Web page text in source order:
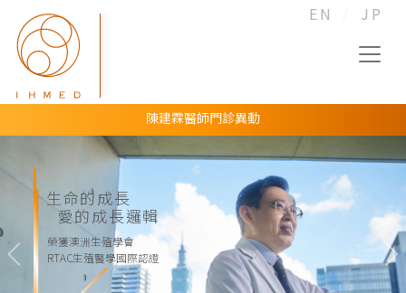
EN JP
陳建霖醫師門診異動
愛群連續第8年通過澳洲RTAC生殖技術國際認證！
黃世綱醫師門診異動
楊晨醫師門診異動
生命的成長
愛的成長邏輯
榮獲澳洲生殖學會
RTAC生殖醫學國際認證
Previous